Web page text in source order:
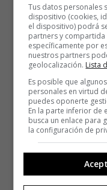
Tus datos personales
dispositivo (cookies,
el dispositivo) podrá
partners y
específicamente por
nuestros partners
geolocalización. Lista
Es posible que
personales en virtud
puedes oponerte
En la parte inferior de
busca un enlace para
la configuración de